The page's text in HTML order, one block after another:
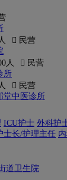
 民营
人
 民营
所
 民营
堂中医诊所
ICU护士 外科护
士长/护理主任
道卫生院